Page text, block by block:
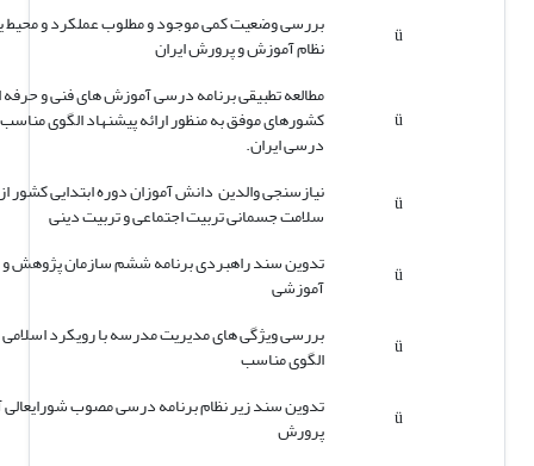
ü بررسی وضعیت کمی موجود و مطلوب عملکرد و محیط
نظام آموزش و پرورش ایران
ü
مطالعه تطبیقی برنامه درسی آموزش های فنی و
کشورهای موفق به منظور ارائه پیشنهاد الگوی مناسب
درسی ایران.
ü
نیازسنجی والدین دانش آموزان دوره ابتدایی کشور
سلامت جسمانی تربیت اجتماعی و تربیت دینی
ü
تدوین سند راهبردی برنامه ششم سازمان پژوهش و
آموزشی
ü
بررسی ویژگی های مدیریت مدرسه با رویکرد اسلامی
الگوی مناسب
ü
تدوین سند زیر نظام برنامه درسی مصوب
پرورش